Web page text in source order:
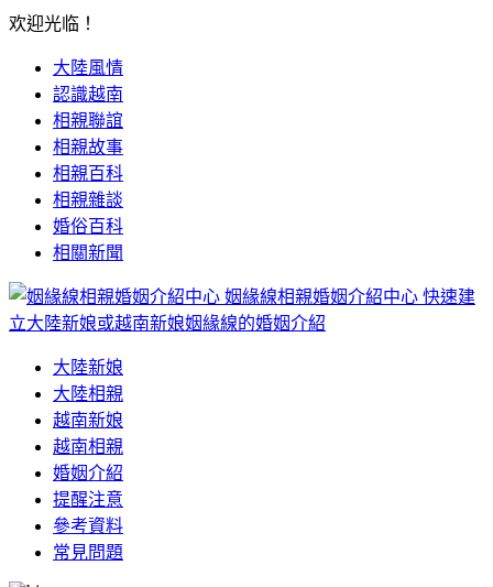
欢迎光临！
大陸風情
認識越南
相親聯誼
相親故事
相親百科
相親雜談
婚俗百科
相關新聞
姻緣線相親婚姻介紹中心 快速建
立大陸新娘或越南新娘姻緣線的婚姻介紹
大陸新娘
大陸相親
越南新娘
越南相親
婚姻介紹
提醒注意
參考資料
常見問題